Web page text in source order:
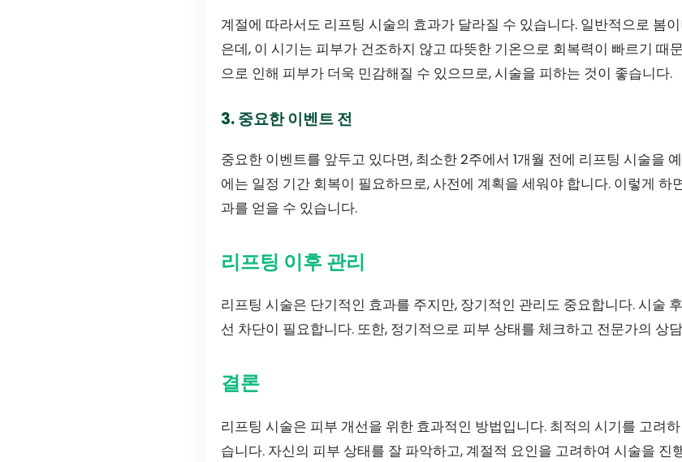
계절에 따라서도 리프팅 시술의 효과가 달라질 수 있습니다. 일반적으로 봄
은데, 이 시기는 피부가 건조하지 않고 따뜻한 기온으로 회복력이 빠르기 때
으로 인해 피부가 더욱 민감해질 수 있으므로, 시술을 피하는 것이 좋습니다.
3. 중요한 이벤트 전
중요한 이벤트를 앞두고 있다면, 최소한 2주에서 1개월 전에 리프팅 시술을
에는 일정 기간 회복이 필요하므로, 사전에 계획을 세워야 합니다. 이렇게 하
과를 얻을 수 있습니다.
리프팅 이후 관리
리프팅 시술은 단기적인 효과를 주지만, 장기적인 관리도 중요합니다. 시술
선 차단이 필요합니다. 또한, 정기적으로 피부 상태를 체크하고 전문가의 상
결론
리프팅 시술은 피부 개선을 위한 효과적인 방법입니다. 최적의 시기를 고려
습니다. 자신의 피부 상태를 잘 파악하고, 계절적 요인을 고려하여 시술을 진